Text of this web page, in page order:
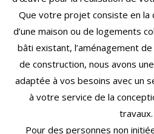
apporter des conseils de
au long du déroulement du
Que votre projet consiste en la
d’une maison ou de logements
bâti existant, l’aménagement
de construction, nous avons
adaptée à vos besoins avec un
à votre service de la
travaux.
Pour des personnes non